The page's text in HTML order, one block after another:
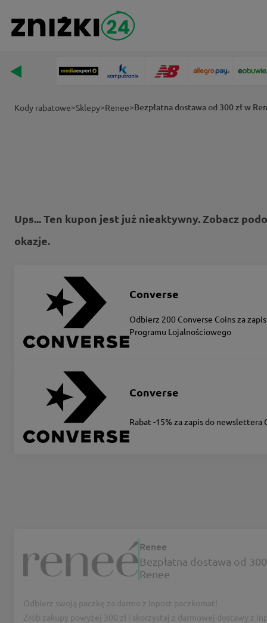
Kody rabatowe>Sklepy>Renee>Bezpłatna dostawa od 300 zł w
Ups... Ten kupon jest już nieaktywny. Zobacz
okazje.
Converse
Odbierz 200 Converse Coins za
Programu Lojalnościowego
Converse
Rabat -15% za zapis do newslettera
Renee
Bezpłatna dostawa od 300
Renee
Odbierz swoją paczkę za darmo z Inpost paczkomat!
Zrób zakupy powyżej 300 zł i skorzystaj z darmowej dostawy z